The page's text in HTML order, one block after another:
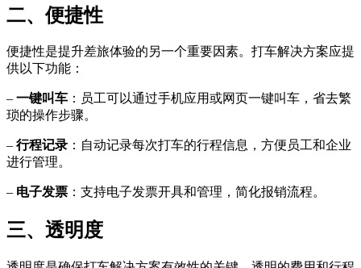
二、便捷性
便捷性是提升差旅体验的另一个重要因素。打车解决方案应提
供以下功能：
– 一键叫车 ：员工可以通过手机应用或网页一键叫车，省去繁
琐的操作步骤。
– 行程记录 ：自动记录每次打车的行程信息，方便员工和企业
进行管理。
– 电子发票 ：支持电子发票开具和管理，简化报销流程。
三、透明度